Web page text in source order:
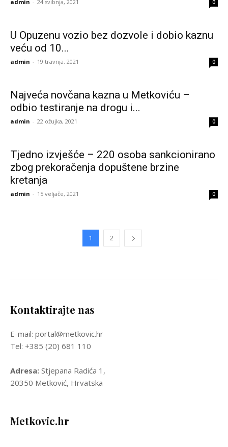
admin - 24 svibnja, 2021 0
U Opuzenu vozio bez dozvole i dobio kaznu
veću od 10...
admin - 19 travnja, 2021 0
Najveća novčana kazna u Metkoviću –
odbio testiranje na drogu i...
admin - 22 ožujka, 2021 0
Tjedno izvješće – 220 osoba sankcionirano
zbog prekoračenja dopuštene brzine
kretanja
admin - 15 veljače, 2021 0
1 2
Kontaktirajte nas
E-mail: portal@metkovic.hr
Tel: +385 (20) 681 110
Adresa: Stjepana Radića 1,
20350 Metković, Hrvatska
Metkovic.hr